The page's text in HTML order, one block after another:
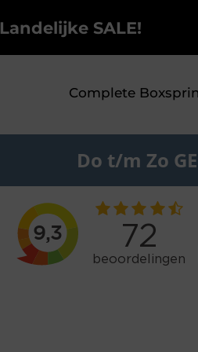
Landelijke SALE!
Complete
Do t/m Zo